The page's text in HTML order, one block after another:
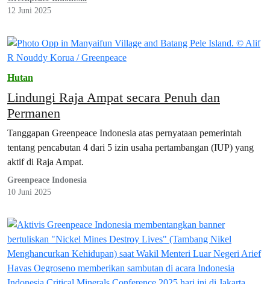
terumbu karang dan habitat daratan melalui deforestasi,
12 Juni 2025
Hutan
Lindungi Raja Ampat secara Penuh dan
Permanen
Tanggapan Greenpeace Indonesia atas pernyataan pemerintah
tentang pencabutan 4 dari 5 izin usaha pertambangan (IUP) yang
aktif di Raja Ampat.
Greenpeace Indonesia
10 Juni 2025